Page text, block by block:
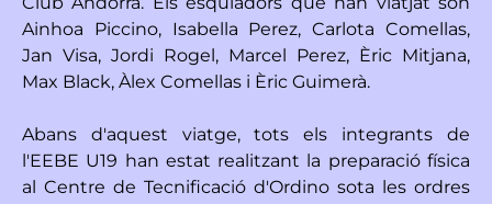
Ainhoa Piccino, Isabella Perez, Carlota Comellas,
Jan Visa, Jordi Rogel, Marcel Perez, Èric Mitjana,
Max Black, Àlex Comellas i Èric Guimerà.
Abans d'aquest viatge, tots els integrants de
l'EEBE U19 han estat realitzant la preparació física
al Centre de Tecnificació d'Ordino sota les ordres